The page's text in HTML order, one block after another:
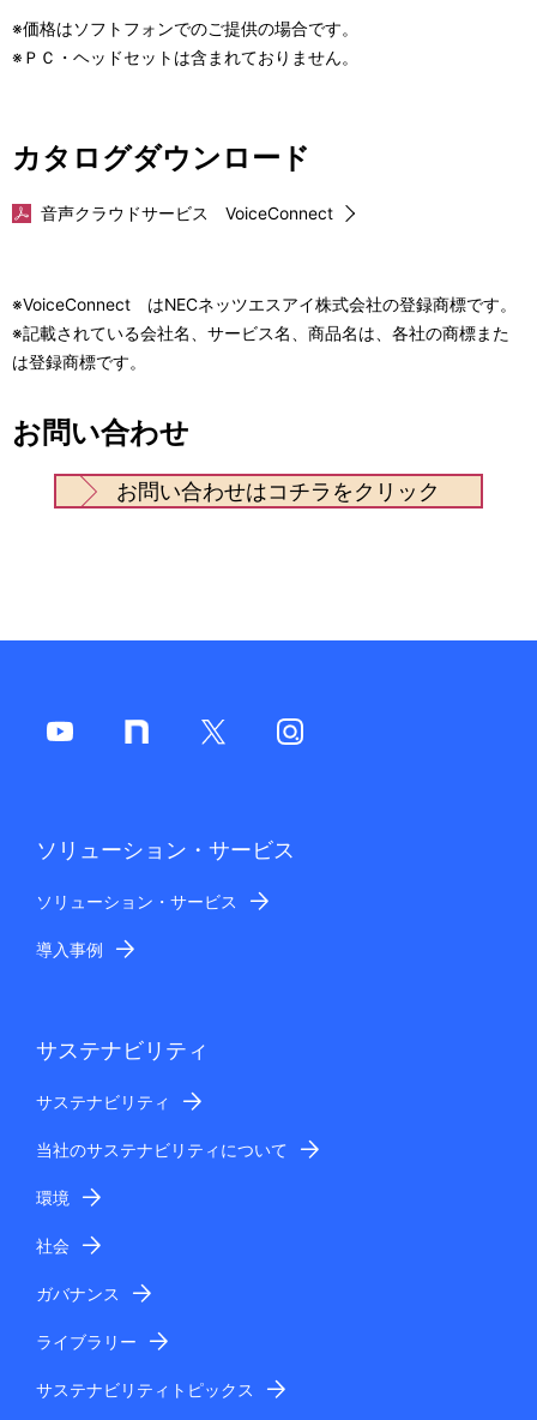
※価格はソフトフォンでのご提供の場合です。
※ＰＣ・ヘッドセットは含まれておりません。
カタログダウンロード
音声クラウドサービス VoiceConnect
※VoiceConnect はNECネッツエスアイ株式会社の登録商標です。
※記載されている会社名、サービス名、商品名は、各社の商標また
は登録商標です。
お問い合わせ
お問い合わせはコチラをクリック
ソリューション・サービス
ソリューション・サービス
導入事例
サステナビリティ
サステナビリティ
当社のサステナビリティについて
環境
社会
ガバナンス
ライブラリー
サステナビリティトピックス